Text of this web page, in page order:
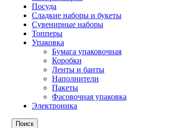
Посуда
Сладкие наборы и букеты
Сувенирные наборы
Топперы
Упаковка
Бумага упаковочная
Коробки
Ленты и банты
Наполнители
Пакеты
Фасовочная упаковка
Электроника
Поиск